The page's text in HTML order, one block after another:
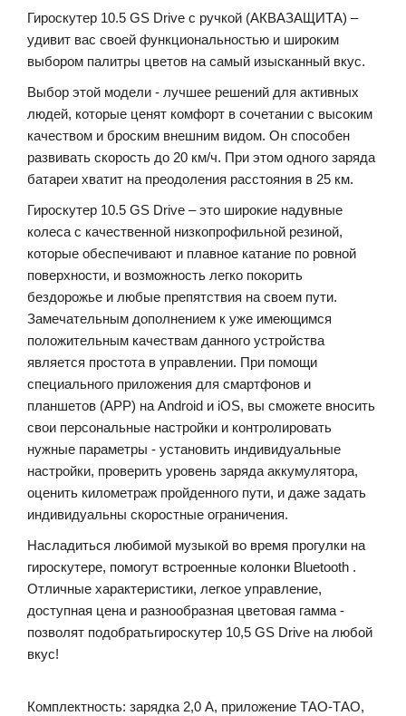
Гироскутер 10.5 GS Drive с ручкой (АКВАЗАЩИТА) –
удивит вас своей функциональностью и широким
выбором палитры цветов на самый изысканный вкус.
Выбор этой модели - лучшее решений для активных
людей, которые ценят комфорт в сочетании с высоким
качеством и броским внешним видом. Он способен
развивать скорость до 20 км/ч. При этом одного заряда
батареи хватит на преодоления расстояния в 25 км.
Гироскутер 10.5 GS Drive – это широкие надувные
колеса с качественной низкопрофильной резиной,
которые обеспечивают и плавное катание по ровной
поверхности, и возможность легко покорить
бездорожье и любые препятствия на своем пути.
Замечательным дополнением к уже имеющимся
положительным качествам данного устройства
является простота в управлении. При помощи
специального приложения для смартфонов и
планшетов (APP) на Android и iOS, вы сможете вносить
свои персональные настройки и контролировать
нужные параметры - установить индивидуальные
настройки, проверить уровень заряда аккумулятора,
оценить километраж пройденного пути, и даже задать
индивидуальны скоростные ограничения.
Насладиться любимой музыкой во время прогулки на
гироскутере, помогут встроенные колонки Bluetooth .
Отличные характеристики, легкое управление,
доступная цена и разнообразная цветовая гамма -
позволят подобратьгироскутер 10,5 GS Drive на любой
вкус!
Комплектность: зарядка 2,0 А, приложение ТАО-ТАО,